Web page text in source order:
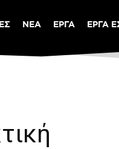
ΝΕΑ ΕΡΓΑ ΕΡΓΑ